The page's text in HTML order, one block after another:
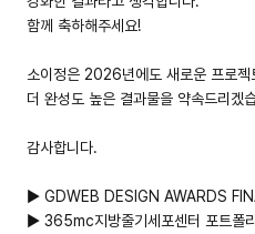
함께 축하해주세요!
소이정은 2026년에도 새로운 프로젝
더 완성도 높은 결과물을 약속드리겠
감사합니다.
▶ GDWEB DESIGN AWARDS
▶ 365mc지방줄기세포센터 포트폴